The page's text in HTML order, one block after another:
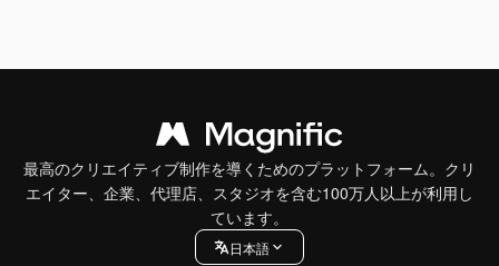
最高のクリエイティブ制作を導くためのプラットフォーム。クリ
エイター、企業、代理店、スタジオを含む100万人以上が利用し
ています。
日本語